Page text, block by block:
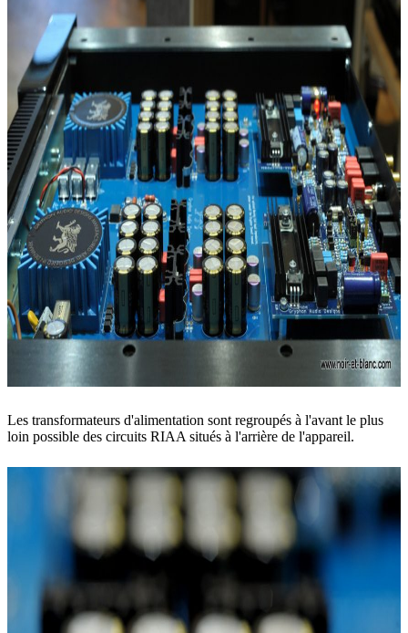
Les transformateurs d'alimentation sont regroupés à l'avant le plus
loin possible des circuits RIAA situés à l'arrière de l'appareil.